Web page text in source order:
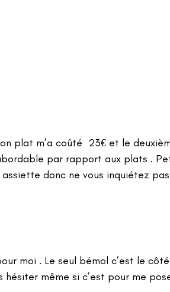
plat m’a coûté  23€ et le
par rapport aux plats .
donc ne vous inquiétez
moi . Le seul bémol c’est le
même si c’est pour me